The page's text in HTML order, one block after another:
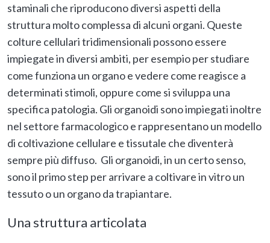
staminali che riproducono diversi aspetti della
struttura molto complessa di alcuni organi. Queste
colture cellulari tridimensionali possono essere
impiegate in diversi ambiti, per esempio per studiare
come funziona un organo e vedere come reagisce a
determinati stimoli, oppure come si sviluppa una
specifica patologia. Gli organoidi sono impiegati inoltre
nel settore farmacologico e rappresentano un modello
di coltivazione cellulare e tissutale che diventerà
sempre più diffuso. Gli organoidi, in un certo senso,
sono il primo step per arrivare a coltivare in vitro un
tessuto o un organo da trapiantare.
Una struttura articolata